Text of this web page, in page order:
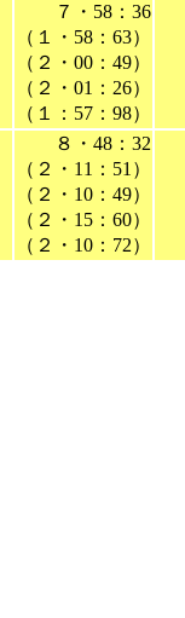
７・58：36
（１・58：63）
（２・00：49）
（２・01：26）
（１：57：98）
８・48：32
（２・11：51）
（２・10：49）
（２・15：60）
（２・10：72）